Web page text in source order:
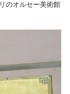
のオルセー美術館